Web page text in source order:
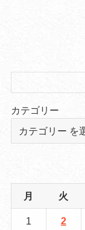
カテゴリー
月 火
1 2